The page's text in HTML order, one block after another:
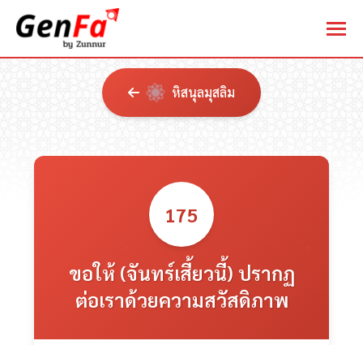
หิสนุลมุสลิม
175
ขอให้ (จันทร์เสี้ยวนี้) ปรากฏ
ต่อเราด้วยความสวัสดิภาพ